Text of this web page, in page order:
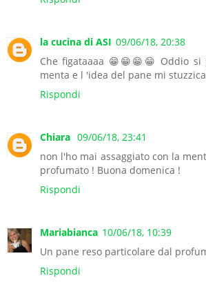
la cucina di ASI 09/06/18, 20:38
Che figataaaa 😁😁😁😁 Oddio si
menta e l 'idea del pane mi
Rispondi
Chiara 09/06/18, 23:41
non l'ho mai assaggiato con la
profumato ! Buona domenica !
Rispondi
Mariabianca 10/06/18, 10:39
Un pane reso particolare dal
Rispondi